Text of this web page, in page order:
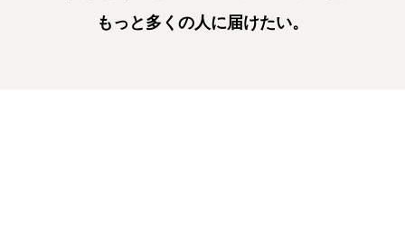
もっと多くの人に届けたい。